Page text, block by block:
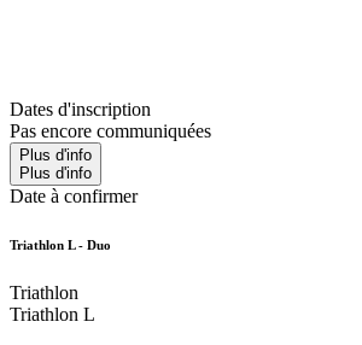
Dates d'inscription
Pas encore communiquées
Plus d'info
Plus d'info
Date à confirmer
Triathlon L - Duo
Triathlon
Triathlon L